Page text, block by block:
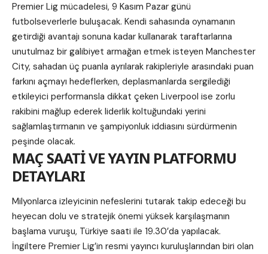
Premier Lig mücadelesi, 9 Kasım Pazar günü
futbolseverlerle buluşacak. Kendi sahasında oynamanın
getirdiği avantajı sonuna kadar kullanarak taraftarlarına
unutulmaz bir galibiyet armağan etmek isteyen Manchester
City, sahadan üç puanla ayrılarak rakipleriyle arasındaki puan
farkını açmayı hedeflerken, deplasmanlarda sergilediği
etkileyici performansla dikkat çeken Liverpool ise zorlu
rakibini mağlup ederek liderlik koltuğundaki yerini
sağlamlaştırmanın ve şampiyonluk iddiasını sürdürmenin
peşinde olacak.
MAÇ SAATİ VE YAYIN PLATFORMU
DETAYLARI
Milyonlarca izleyicinin nefeslerini tutarak takip edeceği bu
heyecan dolu ve stratejik önemi yüksek karşılaşmanın
başlama vuruşu, Türkiye saati ile 19.30’da yapılacak.
İngiltere Premier Lig’in resmi yayıncı kuruluşlarından biri olan